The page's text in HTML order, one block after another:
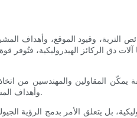
وقيود الموقع، وأهداف
الركائز الهيدروليكية، فتُوفر قوة
طريقة يمكّن المقاولين
وأهداف المشروع، تستطيع الفرق تحسين كفاءة البناء، وتقليل المخاطر، وضمان السلامة الإنشائية للأساس.
بل يتعلق الأمر بدمج الرؤية